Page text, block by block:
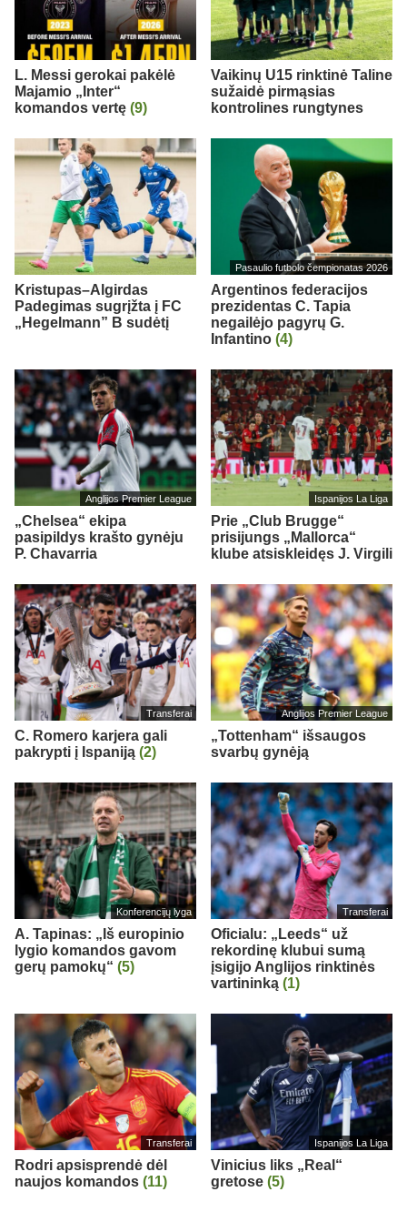
L. Messi gerokai pakėlė
Majamio „Inter“
komandos vertę (9)
Vaikinų U15 rinktinė Taline
sužaidė pirmąsias
kontrolines rungtynes
Kristupas–Algirdas
Padegimas sugrįžta į FC
„Hegelmann” B sudėtį
Pasaulio futbolo čempionatas 2026
Argentinos federacijos
prezidentas C. Tapia
negailėjo pagyrų G.
Infantino (4)
Anglijos Premier League
„Chelsea“ ekipa
pasipildys krašto gynėju
P. Chavarria
Ispanijos La Liga
Prie „Club Brugge“
prisijungs „Mallorca“
klube atsiskleidęs J. Virgili
Transferai
C. Romero karjera gali
pakrypti į Ispaniją (2)
Anglijos Premier League
„Tottenham“ išsaugos
svarbų gynėją
Konferencijų lyga
A. Tapinas: „Iš europinio
lygio komandos gavom
gerų pamokų“ (5)
Transferai
Oficialu: „Leeds“ už
rekordinę klubui sumą
įsigijo Anglijos rinktinės
vartininką (1)
Transferai
Rodri apsisprendė dėl
naujos komandos (11)
Ispanijos La Liga
Vinicius liks „Real“
gretose (5)